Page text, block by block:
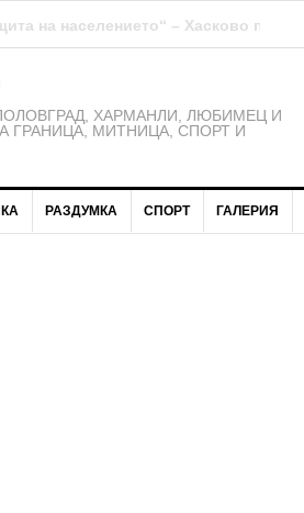
нови екипи
ХАРМАНЛИ, ЛЮБИМЕЦ И
ГРАНИЦА, МИТНИЦА, СПОРТ И
РАЗДУМКА СПОРТ ГАЛЕРИЯ